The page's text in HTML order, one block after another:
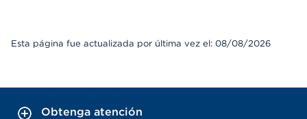
Esta página fue actualizada por última vez el: 08/08/2026
Obtenga atención